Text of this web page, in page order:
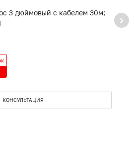
3 дюймовый с кабелем 30м;
КОНСУЛЬТАЦИЯ